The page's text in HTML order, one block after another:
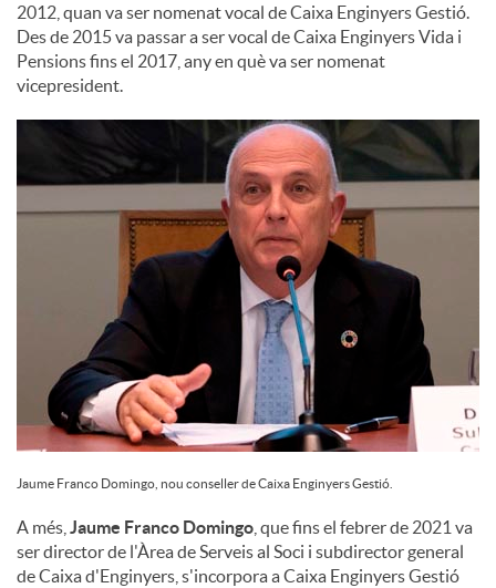
2012, quan va ser nomenat vocal de Caixa Enginyers Gestió.
Des de 2015 va passar a ser vocal de Caixa Enginyers Vida i
Pensions fins el 2017, any en què va ser nomenat
vicepresident.
Jaume Franco Domingo, nou conseller de Caixa Enginyers Gestió.
A més, Jaume Franco Domingo , que fins el febrer de 2021 va
ser director de l'Àrea de Serveis al Soci i subdirector general
de Caixa d'Enginyers, s'incorpora a Caixa Enginyers Gestió